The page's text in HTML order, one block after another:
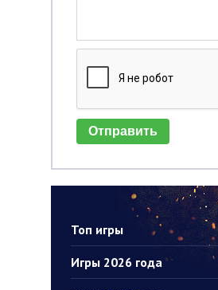
Топ игры
Игры 2026 года
Отправить